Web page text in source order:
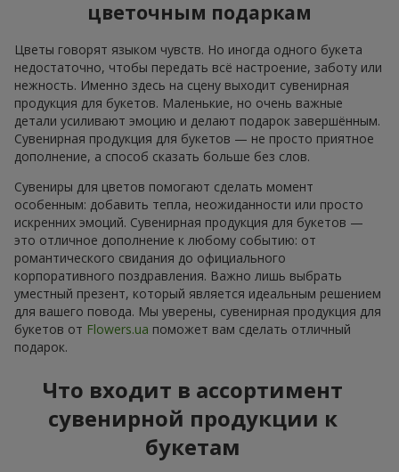
цветочным подаркам
Цветы говорят языком чувств. Но иногда одного букета
недостаточно, чтобы передать всё настроение, заботу или
нежность. Именно здесь на сцену выходит сувенирная
продукция для букетов. Маленькие, но очень важные
детали усиливают эмоцию и делают подарок завершённым.
Сувенирная продукция для букетов — не просто приятное
дополнение, а способ сказать больше без слов.
Сувениры для цветов помогают сделать момент
особенным: добавить тепла, неожиданности или просто
искренних эмоций. Сувенирная продукция для букетов —
это отличное дополнение к любому событию: от
романтического свидания до официального
корпоративного поздравления. Важно лишь выбрать
уместный презент, который является идеальным решением
для вашего повода. Мы уверены, сувенирная продукция для
букетов от Flowers.ua поможет вам сделать отличный
подарок.
Что входит в ассортимент
сувенирной продукции к
букетам